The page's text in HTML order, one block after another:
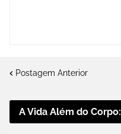
Postagem Anterior
A Vida Além do Corpo: